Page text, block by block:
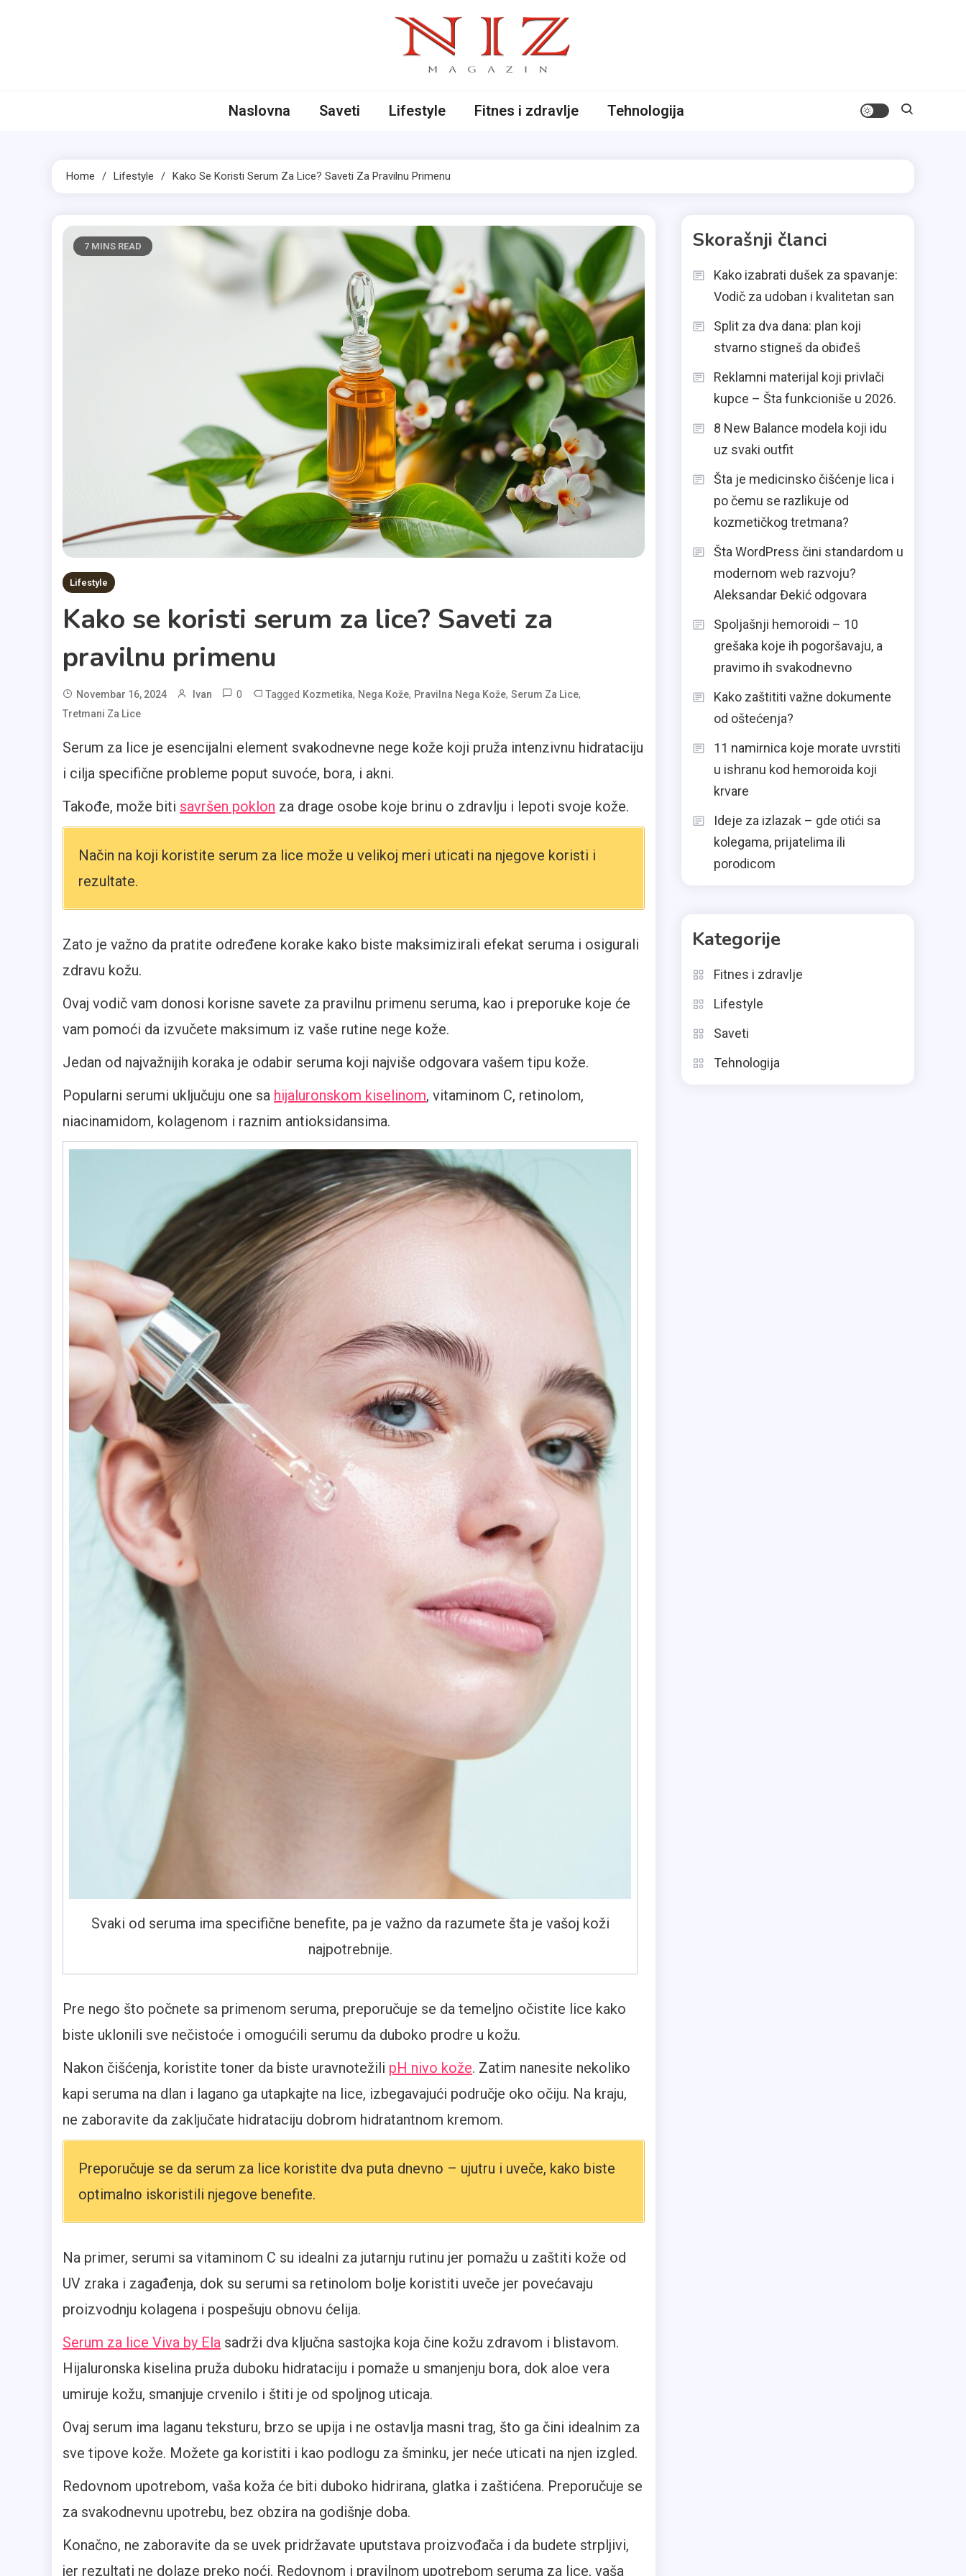
Naslovna Saveti Lifestyle Fitnes i zdravlje Tehnologija
Home Lifestyle Kako Se Koristi Serum Za Lice? Saveti Za Pravilnu Primenu
7 MINS READ
Lifestyle
Kako se koristi serum za lice? Saveti za
pravilnu primenu
Novembar 16, 2024 Ivan 0 Tagged Kozmetika, Nega Kože, Pravilna Nega Kože, Serum Za Lice,
Tretmani Za Lice
Serum za lice je esencijalni element svakodnevne nege kože koji pruža intenzivnu hidrataciju
i cilja specifične probleme poput suvoće, bora, i akni.
Takođe, može biti savršen poklon za drage osobe koje brinu o zdravlju i lepoti svoje kože.
Način na koji koristite serum za lice može u velikoj meri uticati na njegove koristi i
rezultate.
Zato je važno da pratite određene korake kako biste maksimizirali efekat seruma i osigurali
zdravu kožu.
Ovaj vodič vam donosi korisne savete za pravilnu primenu seruma, kao i preporuke koje će
vam pomoći da izvučete maksimum iz vaše rutine nege kože.
Jedan od najvažnijih koraka je odabir seruma koji najviše odgovara vašem tipu kože.
Popularni serumi uključuju one sa hijaluronskom kiselinom, vitaminom C, retinolom,
niacinamidom, kolagenom i raznim antioksidansima.
Svaki od seruma ima specifične benefite, pa je važno da razumete šta je vašoj koži
najpotrebnije.
Pre nego što počnete sa primenom seruma, preporučuje se da temeljno očistite lice kako
biste uklonili sve nečistoće i omogućili serumu da duboko prodre u kožu.
Nakon čišćenja, koristite toner da biste uravnotežili pH nivo kože. Zatim nanesite nekoliko
kapi seruma na dlan i lagano ga utapkajte na lice, izbegavajući područje oko očiju. Na kraju,
ne zaboravite da zaključate hidrataciju dobrom hidratantnom kremom.
Preporučuje se da serum za lice koristite dva puta dnevno – ujutru i uveče, kako biste
optimalno iskoristili njegove benefite.
Na primer, serumi sa vitaminom C su idealni za jutarnju rutinu jer pomažu u zaštiti kože od
UV zraka i zagađenja, dok su serumi sa retinolom bolje koristiti uveče jer povećavaju
proizvodnju kolagena i pospešuju obnovu ćelija.
Serum za lice Viva by Ela sadrži dva ključna sastojka koja čine kožu zdravom i blistavom.
Hijaluronska kiselina pruža duboku hidrataciju i pomaže u smanjenju bora, dok aloe vera
umiruje kožu, smanjuje crvenilo i štiti je od spoljnog uticaja.
Ovaj serum ima laganu teksturu, brzo se upija i ne ostavlja masni trag, što ga čini idealnim za
sve tipove kože. Možete ga koristiti i kao podlogu za šminku, jer neće uticati na njen izgled.
Redovnom upotrebom, vaša koža će biti duboko hidrirana, glatka i zaštićena. Preporučuje se
za svakodnevnu upotrebu, bez obzira na godišnje doba.
Konačno, ne zaboravite da se uvek pridržavate uputstava proizvođača i da budete strpljivi,
jer rezultati ne dolaze preko noći. Redovnom i pravilnom upotrebom seruma za lice, vaša
Skorašnji članci
Kako izabrati dušek za spavanje:
Vodič za udoban i kvalitetan san
Split za dva dana: plan koji
stvarno stigneš da obiđeš
Reklamni materijal koji privlači
kupce – Šta funkcioniše u 2026.
8 New Balance modela koji idu
uz svaki outfit
Šta je medicinsko čišćenje lica i
po čemu se razlikuje od
kozmetičkog tretmana?
Šta WordPress čini standardom u
modernom web razvoju?
Aleksandar Đekić odgovara
Spoljašnji hemoroidi – 10
grešaka koje ih pogoršavaju, a
pravimo ih svakodnevno
Kako zaštititi važne dokumente
od oštećenja?
11 namirnica koje morate uvrstiti
u ishranu kod hemoroida koji
krvare
Ideje za izlazak – gde otići sa
kolegama, prijatelima ili
porodicom
Kategorije
Fitnes i zdravlje
Lifestyle
Saveti
Tehnologija